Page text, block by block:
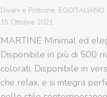
Divani e Poltrone, EGOITALIANO
15 Ottobre 2021
MARTINE Minimal ed
Disponibile in più di 500
colorati. Disponibile in
che relax, e si integra